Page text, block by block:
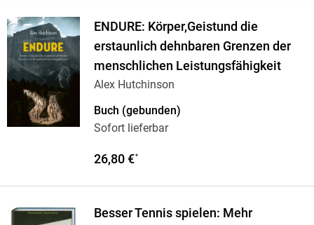
ENDURE: Körper,Geistund die
erstaunlich dehnbaren Grenzen der
menschlichen Leistungsfähigkeit
Alex Hutchinson
Buch (gebunden)
Sofort lieferbar
26,80 €*
Besser Tennis spielen: Mehr